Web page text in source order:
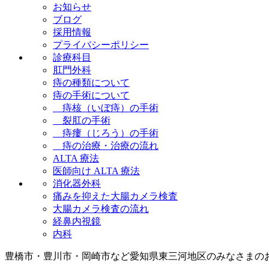
お知らせ
ブログ
採用情報
プライバシーポリシー
診療科目
肛門外科
痔の種類について
痔の手術について
痔核（いぼ痔）の手術
裂肛の手術
痔瘻（じろう）の手術
痔の治療・治療の流れ
ALTA 療法
医師向け ALTA 療法
消化器外科
痛みを抑えた大腸カメラ検査
大腸カメラ検査の流れ
経鼻内視鏡
内科
豊橋市・豊川市・岡崎市など愛知県東三河地区のみなさまの